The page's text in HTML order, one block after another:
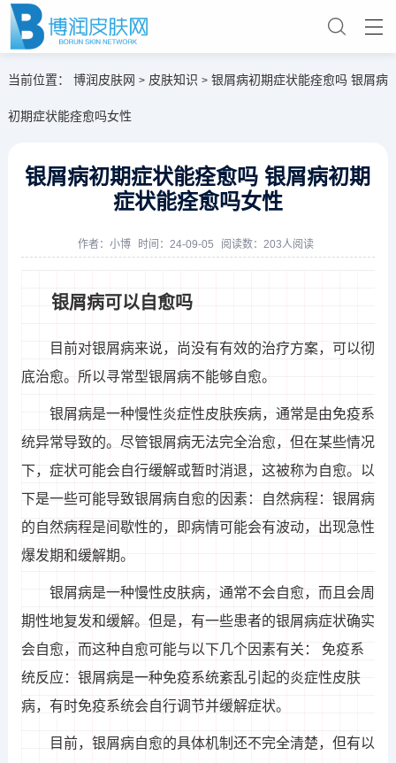
当前位置： 博润皮肤网 > 皮肤知识 > 银屑病初期症状能痊愈吗 银屑病
初期症状能痊愈吗女性
银屑病初期症状能痊愈吗 银屑病初期
症状能痊愈吗女性
作者： 小博 时间：24-09-05 阅读数：203人阅读
银屑病可以自愈吗
目前对银屑病来说，尚没有有效的治疗方案，可以彻
底治愈。所以寻常型银屑病不能够自愈。
银屑病是一种慢性炎症性皮肤疾病，通常是由免疫系
统异常导致的。尽管银屑病无法完全治愈，但在某些情况
下，症状可能会自行缓解或暂时消退，这被称为自愈。以
下是一些可能导致银屑病自愈的因素：自然病程：银屑病
的自然病程是间歇性的，即病情可能会有波动，出现急性
爆发期和缓解期。
银屑病是一种慢性皮肤病，通常不会自愈，而且会周
期性地复发和缓解。但是，有一些患者的银屑病症状确实
会自愈，而这种自愈可能与以下几个因素有关： 免疫系
统反应：银屑病是一种免疫系统紊乱引起的炎症性皮肤
病，有时免疫系统会自行调节并缓解症状。
目前，银屑病自愈的具体机制还不完全清楚，但有以